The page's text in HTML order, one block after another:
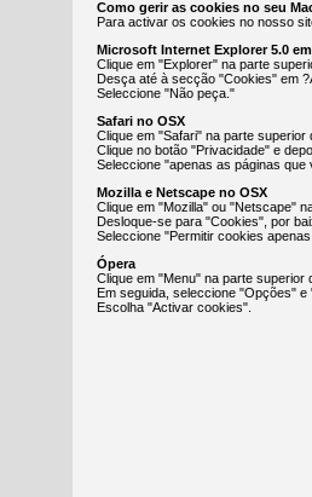
Como gerir as cookies no seu
Para activar os cookies no nosso
Microsoft Internet Explorer 5.0
Clique em "Explorer" na parte
Desça até à secção "Cookies" em
Seleccione "Não peça."
Safari no OSX
Clique em "Safari" na parte
Clique no botão "Privacidade" e
Seleccione "apenas as páginas que
Mozilla e Netscape no OSX
Clique em "Mozilla" ou "Netscape"
Desloque-se para "Cookies", por
Seleccione "Permitir cookies
Ópera
Clique em "Menu" na parte
Em seguida, seleccione "Opções" e
Escolha "Activar cookies".